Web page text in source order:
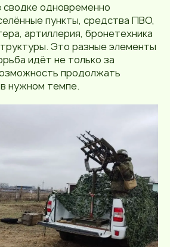
одновременно
пункты, средства ПВО,
артиллерия, бронетехника
Это разные элементы
идёт не только за
продолжать
нужном темпе.